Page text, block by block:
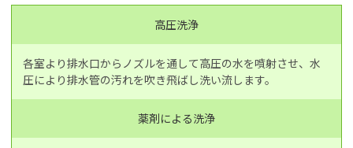
高圧洗浄
各室より排水口からノズルを通して高圧の水を噴射させ、水
圧により排水管の汚れを吹き飛ばし洗い流します。
薬剤による洗浄